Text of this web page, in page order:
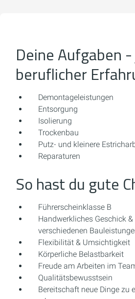
Deine Aufgaben
beruflicher
Demontageleistungen
Entsorgung
Isolierung
Trockenbau
Putz- und kleinere
Reparaturen
So hast du gute
Führerscheinklasse B
Handwerkliches Geschick
verschiedenen
Flexibilität & Umsichtigkeit
Körperliche Belastbarkeit
Freude am Arbeiten im
Qualitätsbewusstsein
Bereitschaft neue Dinge zu